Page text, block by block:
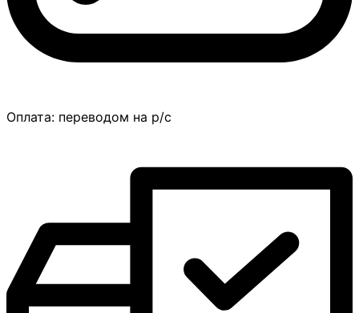
Оплата: переводом на р/с